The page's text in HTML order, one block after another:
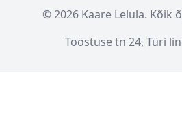
© 2026 Kaare Lelula. Kõik
Tööstuse tn 24, Türi